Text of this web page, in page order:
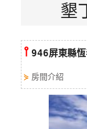
全
球
墾
⫯ 946屏東縣
⋟ 房間介紹